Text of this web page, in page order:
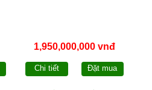
1,950,000,000 vnđ
Chi tiết Đặt mua